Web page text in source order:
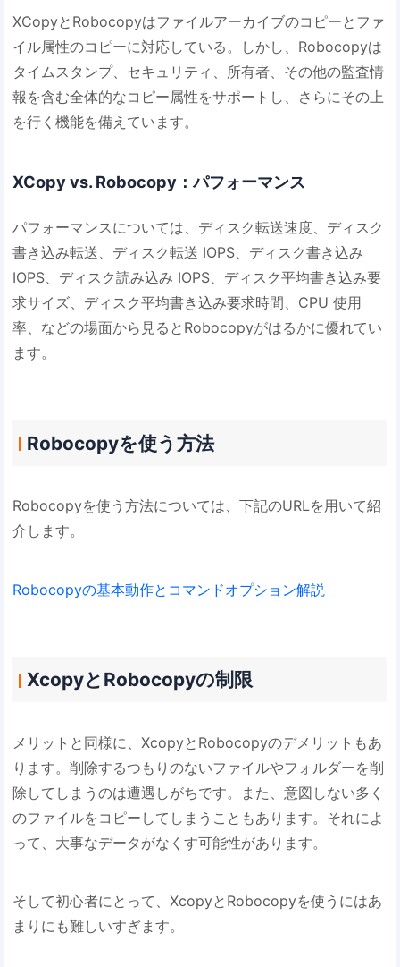
XCopyとRobocopyはファイルアーカイブのコピーとファ
イル属性のコピーに対応している。しかし、Robocopyは
タイムスタンプ、セキュリティ、所有者、その他の監査情
報を含む全体的なコピー属性をサポートし、さらにその上
を行く機能を備えています。
XCopy vs. Robocopy：パフォーマンス
パフォーマンスについては、ディスク転送速度、ディスク
書き込み転送、ディスク転送 IOPS、ディスク書き込み
IOPS、ディスク読み込み IOPS、ディスク平均書き込み要
求サイズ、ディスク平均書き込み要求時間、CPU 使用
率、などの場面から見るとRobocopyがはるかに優れてい
ます。
Robocopyを使う方法
Robocopyを使う方法については、下記のURLを用いて紹
介します。
Robocopyの基本動作とコマンドオプション解説
XcopyとRobocopyの制限
メリットと同様に、XcopyとRobocopyのデメリットもあ
ります。削除するつもりのないファイルやフォルダーを削
除してしまうのは遭遇しがちです。また、意図しない多く
のファイルをコピーしてしまうこともあります。それによ
って、大事なデータがなくす可能性があります。
そして初心者にとって、XcopyとRobocopyを使うにはあ
まりにも難しいすぎます。